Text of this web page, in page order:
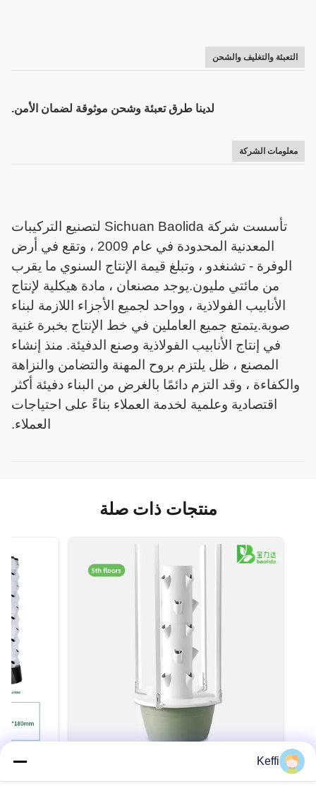
التعبئة والتغليف والشحن
لدينا طرق تعبئة وشحن موثوقة لضمان الأمن.
معلومات الشركة
تأسست شركة Sichuan Baolida لتصنيع التركيبات
المعدنية المحدودة في عام 2009 ، وتقع في أرض
الوفرة - تشنغدو ، وتبلغ قيمة الإنتاج السنوي ما يقرب
من مائتي مليون.يوجد مصنعان ، مادة هيكلية لإنتاج
الأنابيب الفولاذية ، وواحد لجميع الأجزاء اللازمة لبناء
صوبة.يتمتع جميع العاملين في خط الإنتاج بخبرة غنية
في إنتاج الأنابيب الفولاذية وصنع الدفيئة. منذ إنشاء
المصنع ، ظل يلتزم بروح المهنة والتضامن والنزاهة
والكفاءة ، وقد التزم دائمًا بالغرض من البناء دفيئة أكثر
اقتصادية وعلمية لخدمة العملاء بناءً على احتياجات
العملاء.
منتجات ذات صلة
هيدروپوني 30L 5 طبقة زراعة هيدروبونية
Keffi